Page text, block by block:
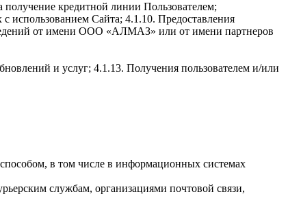
кредитной линии Пользователем;
использованием Сайта; 4.1.10. Предоставления
от имени ООО «АЛМАЗ» или от имени партнеров
и услуг; 4.1.13. Получения пользователем и/или
в том числе в информационных системах
службам, организациями почтовой связи,